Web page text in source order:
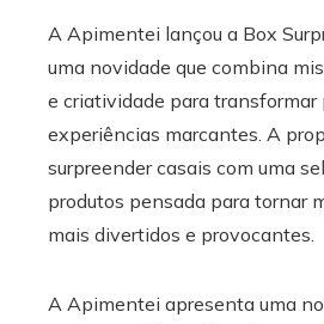
A Apimentei lançou a Box
uma novidade que combina
e criatividade para transformar
experiências marcantes. A
surpreender casais com uma
produtos pensada para tornar
mais divertidos e provocantes.
A Apimentei apresenta uma